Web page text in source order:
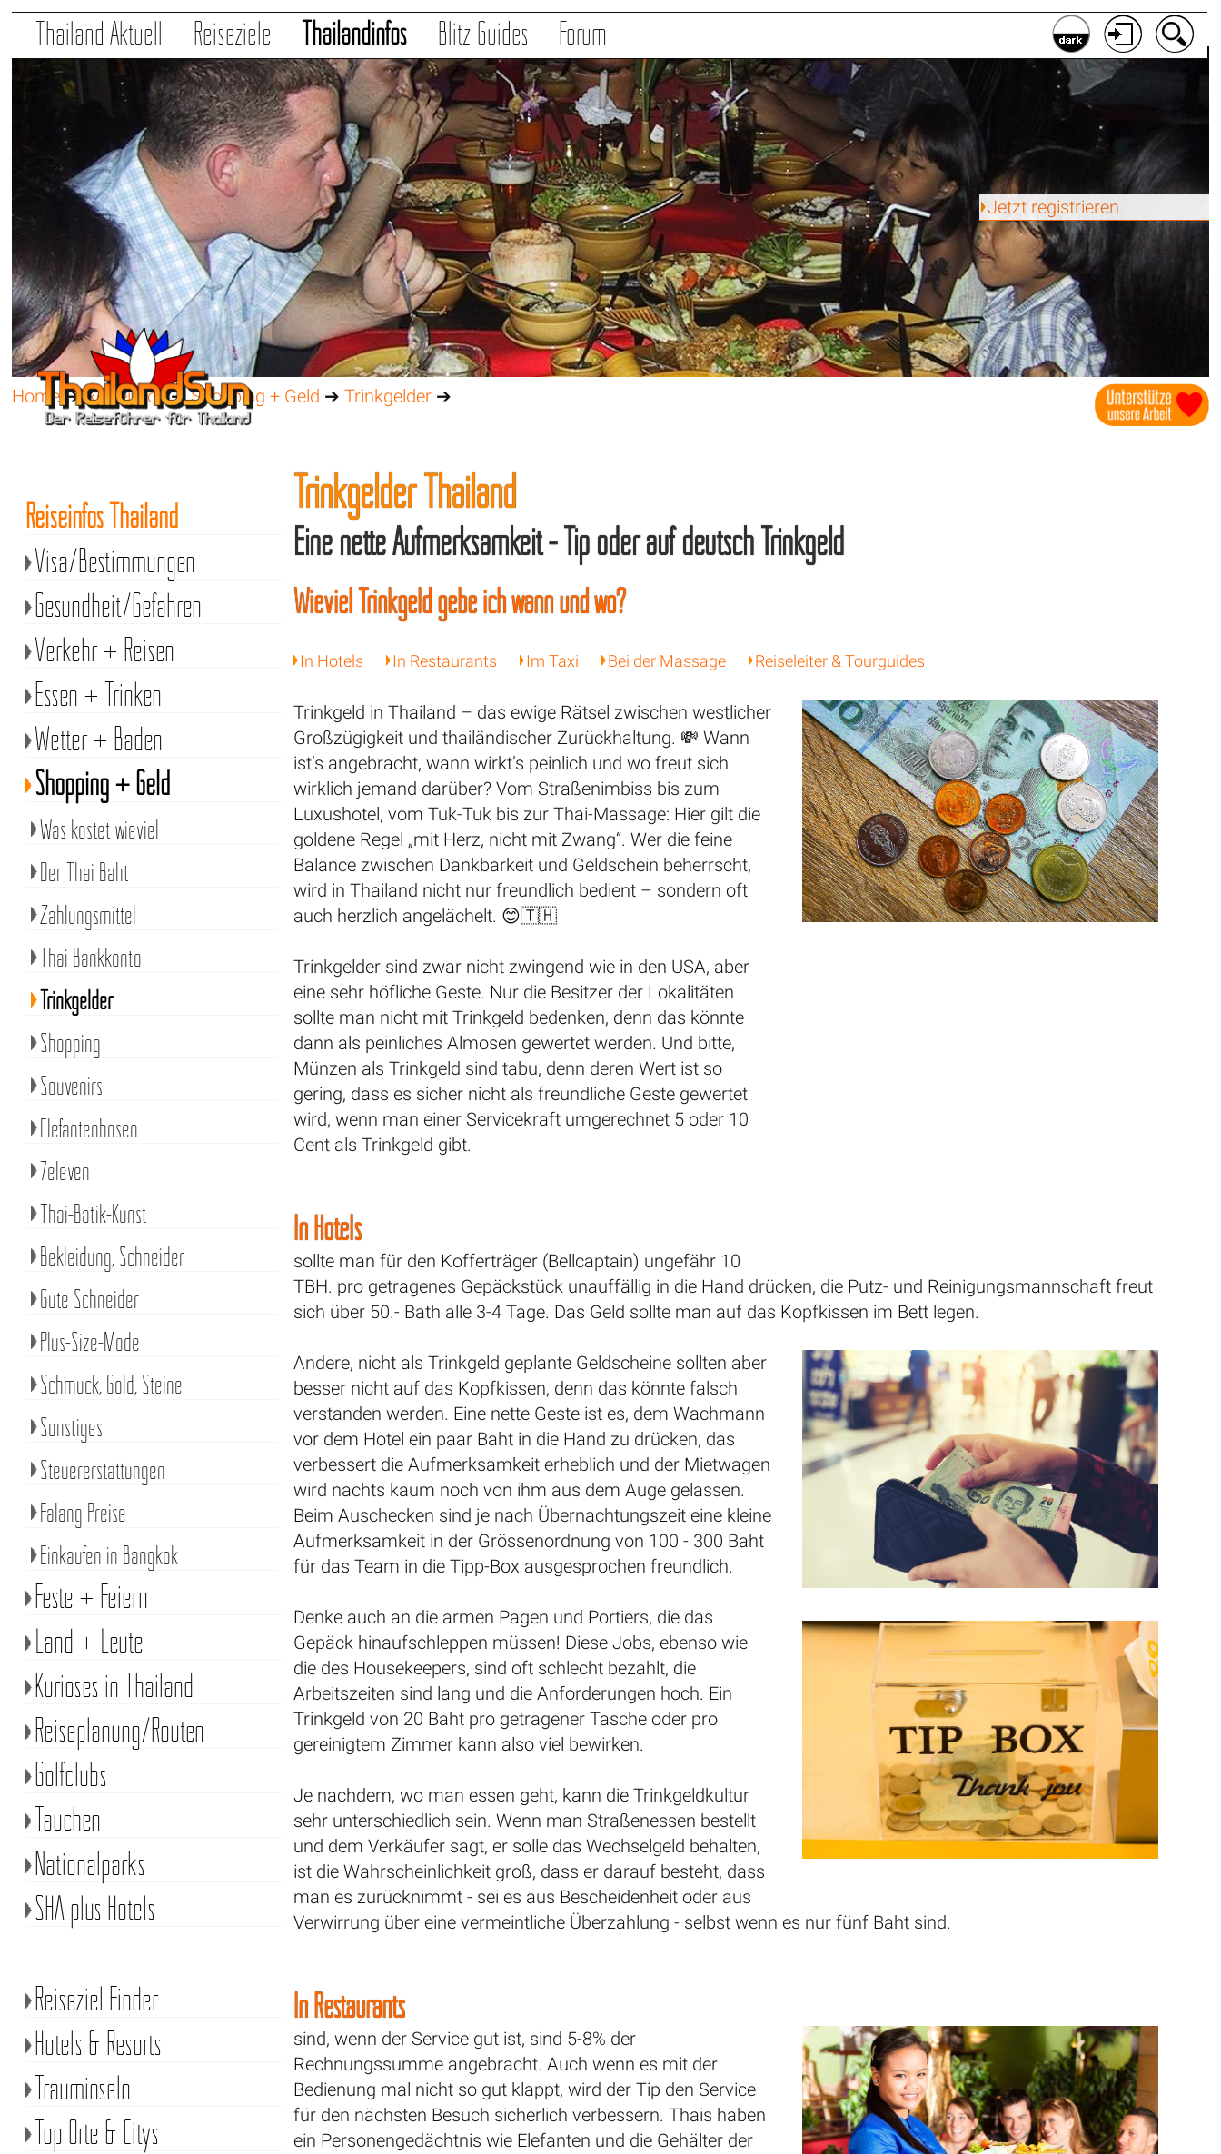
Thailand Aktuell Reiseziele Thailandinfos Blitz-Guides Forum
Jetzt registrieren
Home➔Reiseinfos➔Shopping + Geld ➔Trinkgelder ➔
Trinkgelder Thailand
Eine nette Aufmerksamkeit - Tip oder auf deutsch Trinkgeld
Wieviel Trinkgeld gebe ich wann und wo?
In Hotels In Restaurants Im Taxi Bei der Massage Reiseleiter & Tourguides
Trinkgeld in Thailand – das ewige Rätsel zwischen westlicher
Großzügigkeit und thailändischer Zurückhaltung. 💸 Wann
ist’s angebracht, wann wirkt’s peinlich und wo freut sich
wirklich jemand darüber? Vom Straßenimbiss bis zum
Luxushotel, vom Tuk-Tuk bis zur Thai-Massage: Hier gilt die
goldene Regel „mit Herz, nicht mit Zwang“. Wer die feine
Balance zwischen Dankbarkeit und Geldschein beherrscht,
wird in Thailand nicht nur freundlich bedient – sondern oft
auch herzlich angelächelt. 😊🇹🇭
Trinkgelder sind zwar nicht zwingend wie in den USA, aber
eine sehr höfliche Geste. Nur die Besitzer der Lokalitäten
sollte man nicht mit Trinkgeld bedenken, denn das könnte
dann als peinliches Almosen gewertet werden. Und bitte,
Münzen als Trinkgeld sind tabu, denn deren Wert ist so
gering, dass es sicher nicht als freundliche Geste gewertet
wird, wenn man einer Servicekraft umgerechnet 5 oder 10
Cent als Trinkgeld gibt.
In Hotels
sollte man für den Kofferträger (Bellcaptain) ungefähr 10
TBH. pro getragenes Gepäckstück unauffällig in die Hand drücken, die Putz- und Reinigungsmannschaft freut
sich über 50.- Bath alle 3-4 Tage. Das Geld sollte man auf das Kopfkissen im Bett legen.
Andere, nicht als Trinkgeld geplante Geldscheine sollten aber
besser nicht auf das Kopfkissen, denn das könnte falsch
verstanden werden. Eine nette Geste ist es, dem Wachmann
vor dem Hotel ein paar Baht in die Hand zu drücken, das
verbessert die Aufmerksamkeit erheblich und der Mietwagen
wird nachts kaum noch von ihm aus dem Auge gelassen.
Beim Auschecken sind je nach Übernachtungszeit eine kleine
Aufmerksamkeit in der Grössenordnung von 100 - 300 Baht
für das Team in die Tipp-Box ausgesprochen freundlich.
Denke auch an die armen Pagen und Portiers, die das
Gepäck hinaufschleppen müssen! Diese Jobs, ebenso wie
die des Housekeepers, sind oft schlecht bezahlt, die
Arbeitszeiten sind lang und die Anforderungen hoch. Ein
Trinkgeld von 20 Baht pro getragener Tasche oder pro
gereinigtem Zimmer kann also viel bewirken.
Je nachdem, wo man essen geht, kann die Trinkgeldkultur
sehr unterschiedlich sein. Wenn man Straßenessen bestellt
und dem Verkäufer sagt, er solle das Wechselgeld behalten,
ist die Wahrscheinlichkeit groß, dass er darauf besteht, dass
man es zurücknimmt - sei es aus Bescheidenheit oder aus
Verwirrung über eine vermeintliche Überzahlung - selbst wenn es nur fünf Baht sind.
In Restaurants
sind, wenn der Service gut ist, sind 5-8% der
Rechnungssumme angebracht. Auch wenn es mit der
Bedienung mal nicht so gut klappt, wird der Tip den Service
für den nächsten Besuch sicherlich verbessern. Thais haben
ein Personengedächtnis wie Elefanten und die Gehälter der
Reiseinfos Thailand
Visa/Bestimmungen
Gesundheit/Gefahren
Verkehr + Reisen
Essen + Trinken
Wetter + Baden
Shopping + Geld
Was kostet wieviel
Der Thai Baht
Zahlungsmittel
Thai Bankkonto
Trinkgelder
Shopping
Souvenirs
Elefantenhosen
7eleven
Thai-Batik-Kunst
Bekleidung, Schneider
Gute Schneider
Plus-Size-Mode
Schmuck, Gold, Steine
Sonstiges
Steuererstattungen
Falang Preise
Einkaufen in Bangkok
Feste + Feiern
Land + Leute
Kurioses in Thailand
Reiseplanung/Routen
Golfclubs
Tauchen
Nationalparks
SHA plus Hotels
Reiseziel Finder
Hotels & Resorts
Trauminseln
Top Orte & Citys